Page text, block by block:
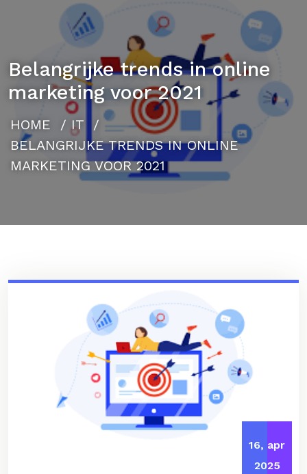
Belangrijke trends in online
marketing voor 2021
HOME / IT /
BELANGRIJKE TRENDS IN ONLINE
MARKETING VOOR 2021
16, apr
2025